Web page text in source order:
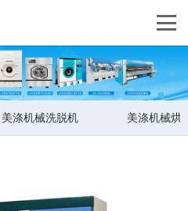
美涤机械洗脱机 美涤机械烘